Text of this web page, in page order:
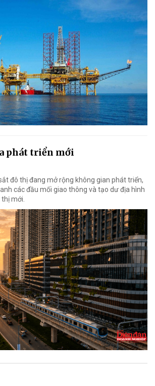
phát triển mới
đô thị đang mở rộng không gian phát triển,
các đầu mối giao thông và tạo dư địa hình
mới.